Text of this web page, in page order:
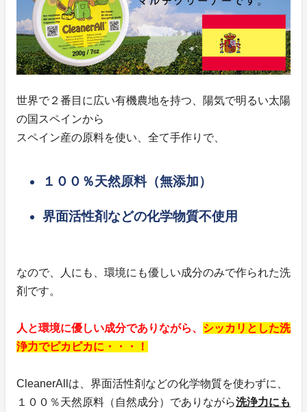
世界で２番目に広い有機農地を持つ、陽気で明るい太陽
の国スペインから
スペイン産の原料を使い、全て手作りで、
１００％天然原料（無添加）
界面活性剤などの化学物質不使用
なので、人にも、環境にも優しい成分のみで作られた洗
剤です。
人と環境に優しい成分でありながら、 シッカリとした洗
浄力でピカピカに・・・！
CleanerAllは、界面活性剤などの化学物質を使わずに、
１００％天然原料（自然成分）でありながら洗浄力にも